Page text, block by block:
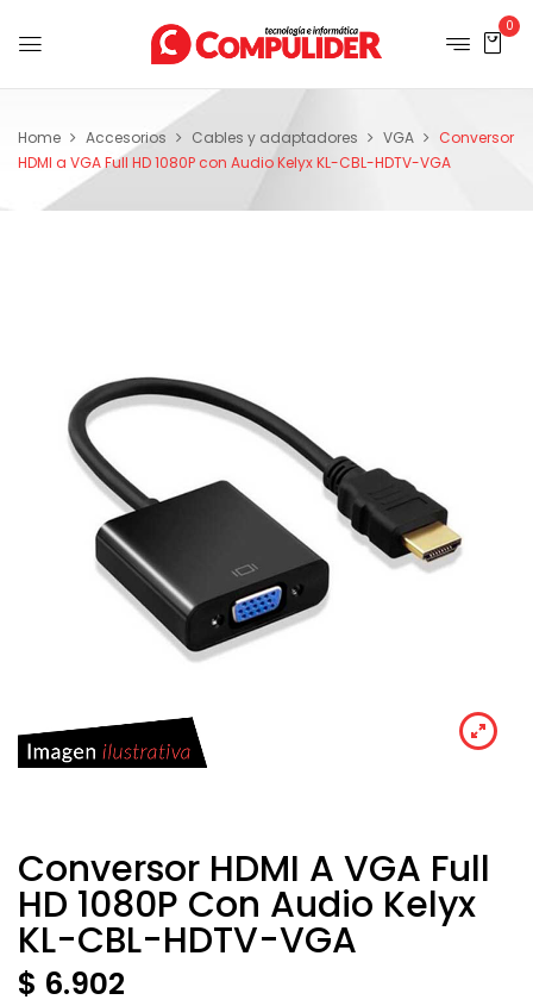
0
Home Accesorios Cables y adaptadores VGA
Conversor
HDMI a VGA Full HD 1080P con Audio Kelyx KL-CBL-HDTV-VGA
Conversor HDMI A VGA Full
HD 1080P Con Audio Kelyx
KL-CBL-HDTV-VGA
$ 6.902